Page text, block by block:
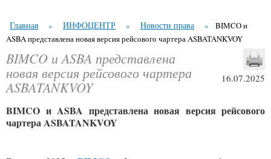
Главная » ИНФОЦЕНТР » Новости права »
BIMCO и
ASBA представлена новая версия рейсового чартера ASBATANKVOY
16.07.2025
BIMCO и ASBA представлена
новая версия рейсового чартера
ASBATANKVOY
BIMCO и ASBA представлена новая версия рейсового
чартера ASBATANKVOY